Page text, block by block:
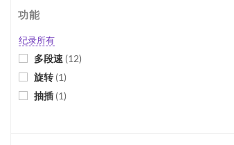
功能
纪录所有
多段速 (12)
旋转(1)
抽插 (1)